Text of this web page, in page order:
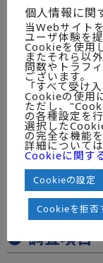
◆２００５年
売上のウエイ
０人未満は
第Ⅵ章主要ベ
ューション売
第1節直販売上に
◆２００５年
ション売上
第2節ビジネス系
別売上構成比（業
ェア、EC、セキュ
◆セキュリテ
前年度比
第Ⅷ章調査企
● 調査項目
個人情報に関
当Webサイト
ユーザ体験を
Cookieを使用
またそれら以
問数やトラフ
ございます。
「すべて受け
Cookieの使用
ただし、
の各種設定を行
選択した
の完全な機能
詳細については
Cookieに関す
Cookieの設定
Cookieを拒否